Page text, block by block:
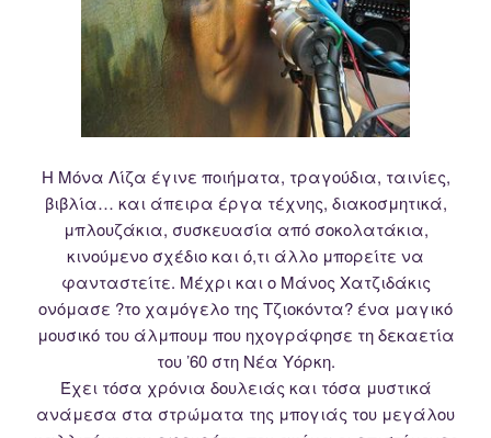
Η Μόνα Λίζα έγινε ποιήματα, τραγούδια, ταινίες,
βιβλία… και άπειρα έργα τέχνης, διακοσμητικά,
μπλουζάκια, συσκευασία από σοκολατάκια,
κινούμενο σχέδιο και ό,τι άλλο μπορείτε να
φανταστείτε. Μέχρι και ο Μάνος Χατζιδάκις
ονόμασε ?το χαμόγελο της Τζιοκόντα? ένα μαγικό
μουσικό του άλμπουμ που ηχογράφησε τη δεκαετία
του ’60 στη Νέα Υόρκη.
Έχει τόσα χρόνια δουλειάς και τόσα μυστικά
ανάμεσα στα στρώματα της μπογιάς του μεγάλου